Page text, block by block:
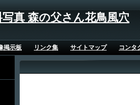
真 森の父さん花鳥風穴
掲示板 リンク集 サイトマップ コンタ